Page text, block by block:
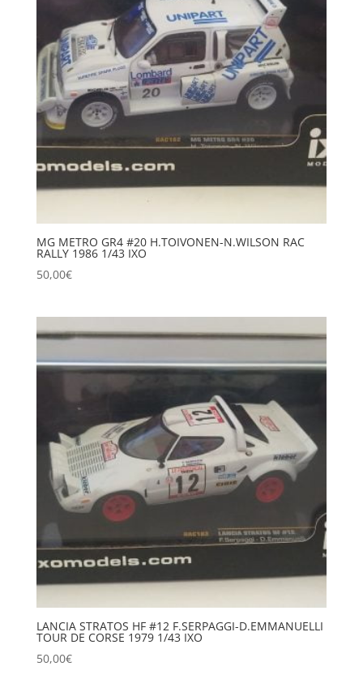
MG METRO GR4 #20 H.TOIVONEN-N.WILSON RAC
RALLY 1986 1/43 IXO
50,00€
LANCIA STRATOS HF #12 F.SERPAGGI-D.EMMANUELLI
TOUR DE CORSE 1979 1/43 IXO
50,00€